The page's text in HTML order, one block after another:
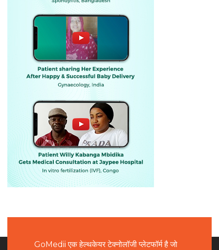
GoMedii एक हेल्थकेयर टेक्नोलॉजी प्लेटफॉर्म है जो